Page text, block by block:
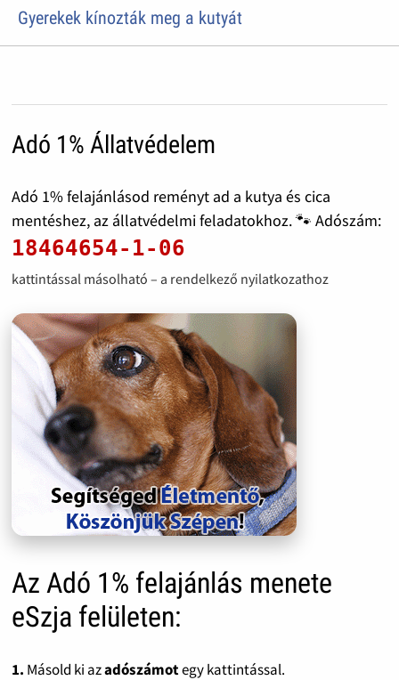
Gyerekek kínozták meg a kutyát
Adó 1% Állatvédelem
Adó 1% felajánlásod reményt ad a kutya és cica
mentéshez, az állatvédelmi feladatokhoz. 🐾 Adószám:
18464654-1-06
kattintással másolható – a rendelkező nyilatkozathoz
Az Adó 1% felajánlás menete
eSzja felületen:
1. Másold ki azadószámotegy kattintással.